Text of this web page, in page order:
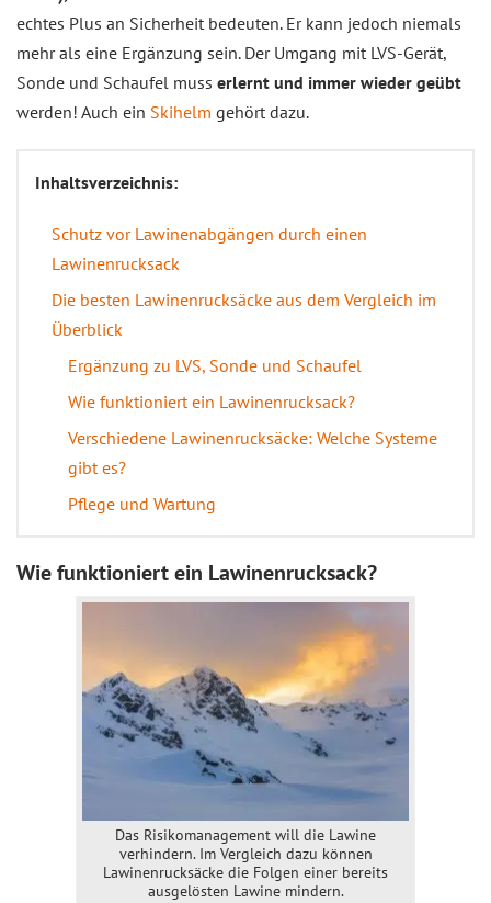
echtes Plus an Sicherheit bedeuten. Er kann jedoch niemals
mehr als eine Ergänzung sein. Der Umgang mit LVS-Gerät,
Sonde und Schaufel muss erlernt und immer wieder geübt
werden! Auch ein Skihelm gehört dazu.
Inhaltsverzeichnis:
Schutz vor Lawinenabgängen durch einen
Lawinenrucksack
Die besten Lawinenrucksäcke aus dem Vergleich im
Überblick
Ergänzung zu LVS, Sonde und Schaufel
Wie funktioniert ein Lawinenrucksack?
Verschiedene Lawinenrucksäcke: Welche Systeme
gibt es?
Pflege und Wartung
Wie funktioniert ein Lawinenrucksack?
Das Risikomanagement will die Lawine
verhindern. Im Vergleich dazu können
Lawinenrucksäcke die Folgen einer bereits
ausgelösten Lawine mindern.